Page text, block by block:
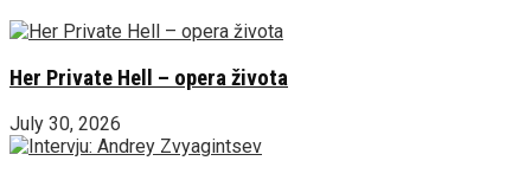
Her Private Hell – opera života
July 30, 2026